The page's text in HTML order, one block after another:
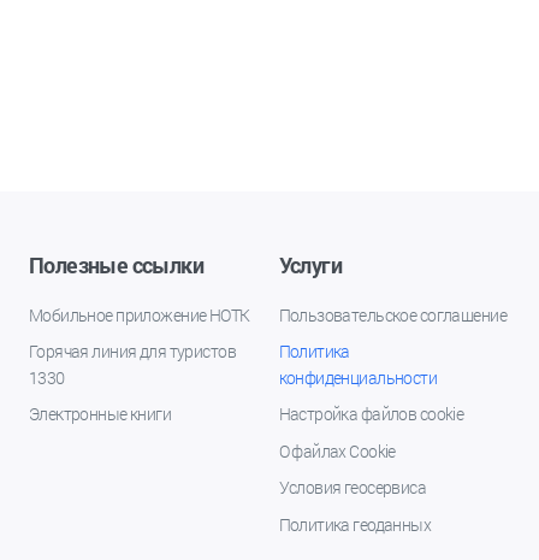
Полезные ссылки
Мобильное приложение НОТК
Горячая линия для туристов
1330
Электронные книги
Услуги
Пользовательское соглашение
Политика
конфиденциальности
Настройка файлов cookie
О файлах Cookie
Условия геосервиса
Политика геоданных